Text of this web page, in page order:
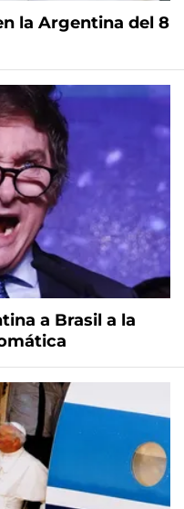
la Argentina del 8
a Brasil a la